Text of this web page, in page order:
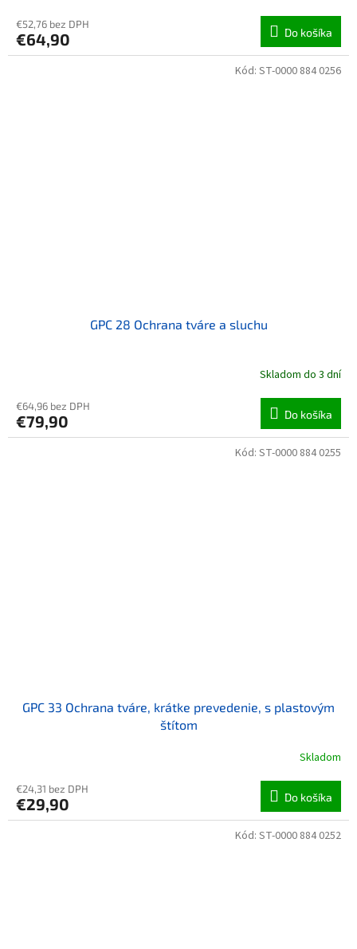
€52,76 bez DPH
€64,90 Do košíka
GPC 28 Ochrana tváre a sluchu
Skladom do 3 dní
€64,96 bez DPH
€79,90 Do košíka
Kód: ST-0000 884 0256
GPC 33 Ochrana tváre, krátke prevedenie, s plastovým
štítom
Skladom
€24,31 bez DPH
€29,90 Do košíka
Kód: ST-0000 884 0255
Kód: ST-0000 884 0252